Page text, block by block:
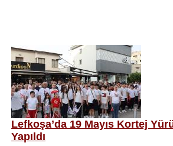
Lefkoşa’da 19 Mayıs Kortej
Yapıldı